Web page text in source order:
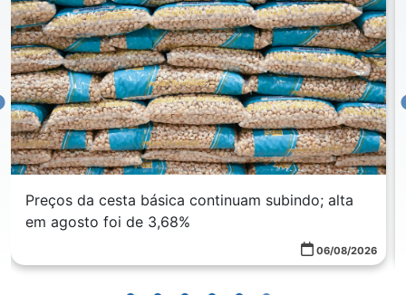
Preços da cesta básica continuam subindo; alta
em agosto foi de 3,68%
06/08/2026